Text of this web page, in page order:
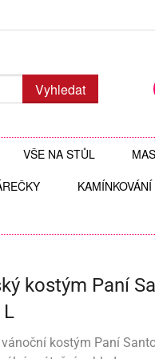
Vyhledat
VŠE NA STŮL
BRČKA
JEDNORÁZOVÉ
KOŠÍČKY NA MUFFINY
AROMA
KAMÍNKOVÁNÍ
kostým Paní
L
kostým Paní